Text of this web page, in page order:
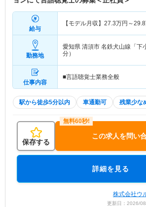
給与
【モデル月収】 27.3万円～29.8
勤務地
愛知県 清須市 名鉄犬山線「下
分）
仕事内容
■言語聴覚士業務全般
駅から徒歩5分以内 車通勤可 残業少な
保存する
この求人を問い
詳細を見る
株式会社ウ
更新日：2026/